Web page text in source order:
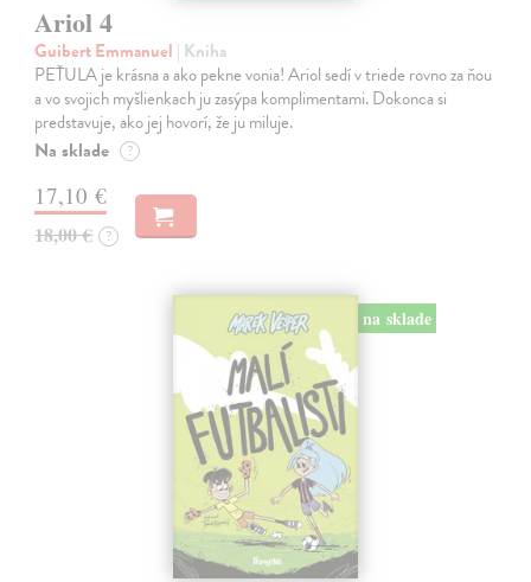
Ariol 4
Guibert Emmanuel | Kniha
PEŤULA je krásna a ako pekne vonia! Ariol sedí v triede rovno za ňou
a vo svojich myšlienkach ju zasýpa komplimentami. Dokonca si
predstavuje, ako jej hovorí, že ju miluje.
Na sklade ?
17,10 €
18,00 € ?
na sklade